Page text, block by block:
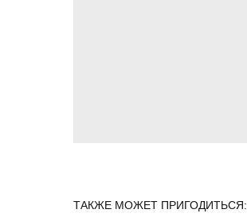
ТАКЖЕ МОЖЕТ ПРИГОДИТЬСЯ: